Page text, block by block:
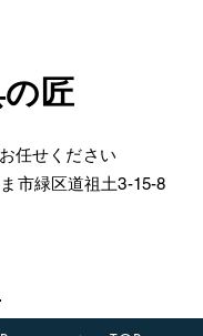
匠
任せください
市緑区道祖土3-15-8